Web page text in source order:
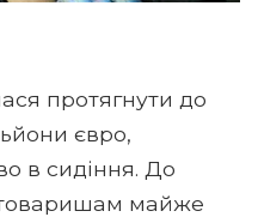
протягнути до
євро,
в сидіння. До
майже